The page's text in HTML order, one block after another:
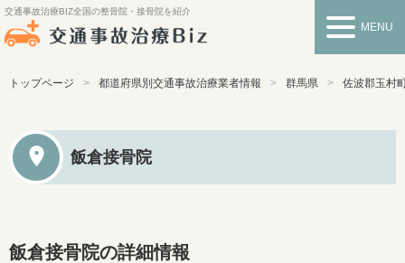
交通事故治療BIZ全国の整骨院・接骨院を紹介
MENU
トップページ 都道府県別交通事故治療業者情報 群馬県 佐波郡玉村
飯倉接骨院
飯倉接骨院の詳細情報